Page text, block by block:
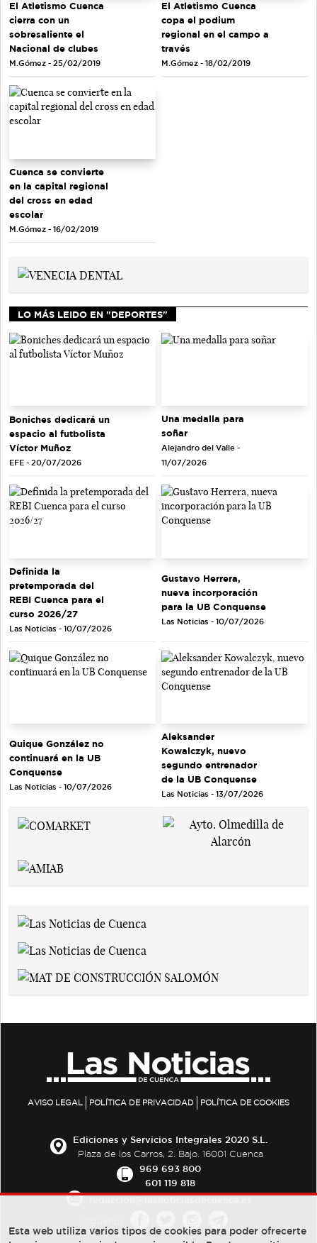
El Atletismo Cuenca
cierra con un
sobresaliente el
Nacional de clubes
M.Gómez - 25/02/2019
El Atletismo Cuenca
copa el podium
regional en el campo a
través
M.Gómez - 18/02/2019
Cuenca se convierte
en la capital regional
del cross en edad
escolar
M.Gómez - 16/02/2019
LO MÁS LEIDO EN "DEPORTES"
Boniches dedicará un
espacio al futbolista
Víctor Muñoz
EFE - 20/07/2026
Una medalla para
soñar
Alejandro del Valle -
11/07/2026
Definida la
pretemporada del
REBI Cuenca para el
curso 2026/27
Las Noticias - 10/07/2026
Gustavo Herrera,
nueva incorporación
para la UB Conquense
Las Noticias - 10/07/2026
Quique González no
continuará en la UB
Conquense
Las Noticias - 10/07/2026
Aleksander
Kowalczyk, nuevo
segundo entrenador
de la UB Conquense
Las Noticias - 13/07/2026
AVISO LEGAL POLÍTICA DE PRIVACIDAD POLÍTICA DE COOKIES
Ediciones y Servicios Integrales 2020 S.L.
Plaza de los Carros, 2. Bajo. 16001 Cuenca
969 693 800
601 119 818
Esta web utiliza varios tipos de cookies para poder ofrecerte